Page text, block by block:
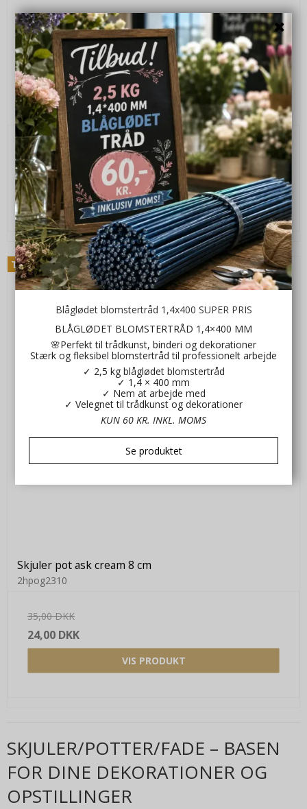
Glas skjuler 8 cm
No935145
22,00 DKK
16,00 DKK
VIS PRODUKT
Tilbud
Skjuler pot ask cream 8 cm
2hpog2310
35,00 DKK
24,00 DKK
VIS PRODUKT
SKJULER/POTTER/FADE – BASEN
FOR DINE DEKORATIONER OG
OPSTILLINGER
Blåglødet blomstertråd 1,4x400 SUPER PRIS
BLÅGLØDET BLOMSTERTRÅD 1,4×400 MM
🌸Perfekt til trådkunst, binderi og dekorationer
Stærk og fleksibel blomstertråd til professionelt arbejde
✓ 2,5 kg blåglødet blomstertråd
✓ 1,4 × 400 mm
✓ Nem at arbejde med
✓ Velegnet til trådkunst og dekorationer
KUN 60 KR. INKL. MOMS
Se produktet